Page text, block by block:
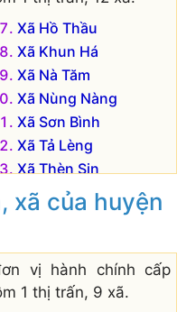
Xã Hồ Thầu
Xã Khun Há
Xã Nà Tăm
Xã Nùng Nàng
Xã Sơn Bình
Xã Tả Lèng
Xã Thèn Sin
xã của huyện
vị hành chính cấp
1 thị trấn, 9 xã.